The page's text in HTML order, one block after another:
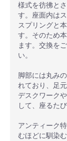
様式を彷彿と
す。座面内は
スプリングと
す。そのため
ます。交換を
い。
脚部には丸み
れており、足
デスクワーク
して、座るた
アンティーク
むほどに馴染